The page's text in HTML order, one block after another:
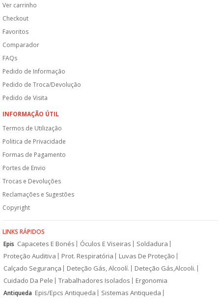
Ver carrinho
Checkout
Favoritos
Comparador
FAQs
Pedido de Informação
Pedido de Troca/Devolução
Pedido de Visita
INFORMAÇÃO ÚTIL
Termos de Utilização
Politica de Privacidade
Formas de Pagamento
Portes de Envio
Trocas e Devoluções
Reclamações e Sugestões
Copyright
LINKS RÁPIDOS
Epis Capacetes E Bonés Óculos E Viseiras
Soldadura
Proteção Auditiva
Prot. Respiratória
Luvas De Proteção
Calçado Segurança
Deteção Gás, Alcoolí.
Deteção Gás,Alcooli.
Cuidado Da Pele
Trabalhadores Isolados Ergonomia
Antiqueda Epis/Epcs Antiqueda
Sistemas Antiqueda